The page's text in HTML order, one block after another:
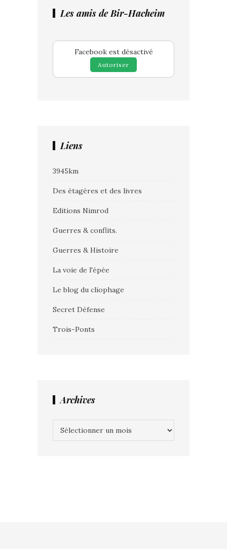
Les amis de Bir-Hacheim
Facebook est désactivé
Autoriser
Liens
3945km
Des étagères et des livres
Editions Nimrod
Guerres & conflits.
Guerres & Histoire
La voie de l'épée
Le blog du cliophage
Secret Défense
Trois-Ponts
Archives